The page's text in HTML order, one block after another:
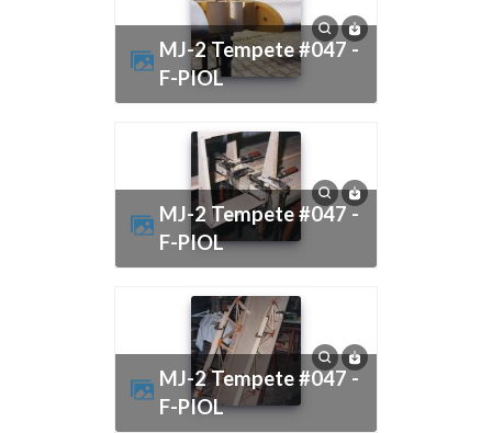
MJ-2 Tempete #047 -
F-PIOL
MJ-2 Tempete #047 -
F-PIOL
MJ-2 Tempete #047 -
F-PIOL